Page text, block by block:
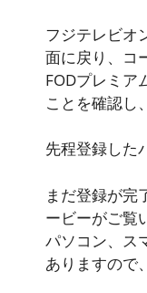
フジテレビオ
面に戻り、コ
FODプレミア
ことを確認し
先程登録した
まだ登録が完
ービーがご覧
パソコン、ス
ありますので